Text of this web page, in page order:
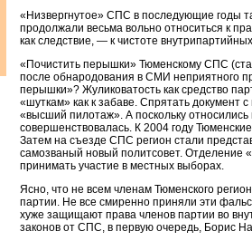
«Низвергнутое» СПС в последующие годы
продолжали весьма вольно относиться к
как следствие, — к чистоте
«Почистить перышки» Тюменскому СПС
после обнародования в СМИ неприятного
перышки»? Жуликоватость как средство
«шуткам» как к забаве. Спрятать документ
«высший пилотаж». А поскольку
совершенствовалась. К 2004 году
Затем на съезде СПС регион стали
самозваный новый политсовет. Отделение
принимать участие в местных выборах.
Ясно, что не всем членам Тюменского
партии. Не все смиренно приняли эти
хуже защищают права членов партии во
законов от СПС, в первую очередь, Борис